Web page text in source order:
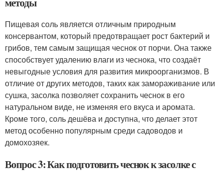
Пищевая соль является отличным природным
консервантом, который предотвращает рост бактерий и
грибов, тем самым защищая чеснок от порчи. Она также
способствует удалению влаги из чеснока, что создаёт
невыгодные условия для развития микроорганизмов. В
отличие от других методов, таких как замораживание или
сушка, засолка позволяет сохранить чеснок в его
натуральном виде, не изменяя его вкуса и аромата.
Кроме того, соль дешёва и доступна, что делает этот
метод особенно популярным среди садоводов и
домохозяек.
Вопрос 3: Как подготовить чеснок к засолке с